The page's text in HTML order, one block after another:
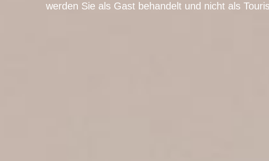
werden Sie als Gast behandelt und nicht als